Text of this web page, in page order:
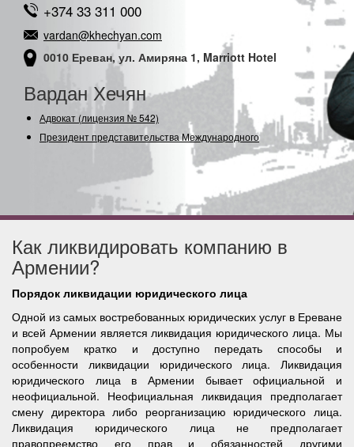
+374 33 311 000
vardan@khechyan.com
0010 Ереван, ул. Амиряна 1, Marriott Hotel
Вардан Хечян
Адвокат (лицензия № 542)
Президент представительства Международного Союз
Как ликвидировать компанию в
Армении?
Порядок ликвидации юридического лица
Одной из самых востребованных юридических услуг в Ереване
и всей Армении является ликвидация юридического лица. Мы
попробуем кратко и доступно передать способы и
особенности ликвидации юридического лица. Ликвидация
юридического лица в Армении бывает официальной и
неофициальной. Неофициальная ликвидация предполагает
смену директора либо реорганизацию юридического лица.
Ликвидация юридического лица не предполагает
правопреемство его прав и обязанностей другими